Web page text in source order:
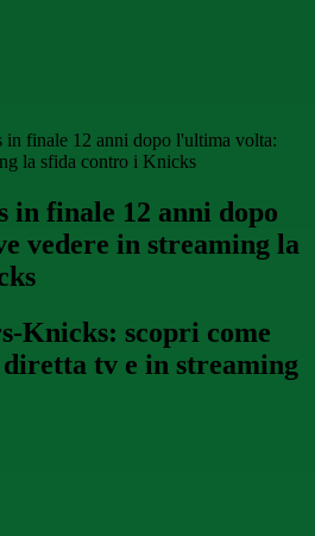
finale 12 anni dopo l'ultima volta:
la sfida contro i Knicks
in finale 12 anni dopo
vedere in streaming la
Knicks: scopri come
tv e in streaming